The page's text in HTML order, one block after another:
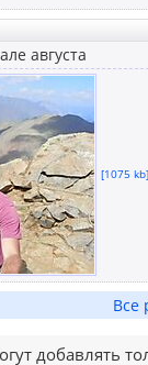
августа
[1075
Все
добавлять